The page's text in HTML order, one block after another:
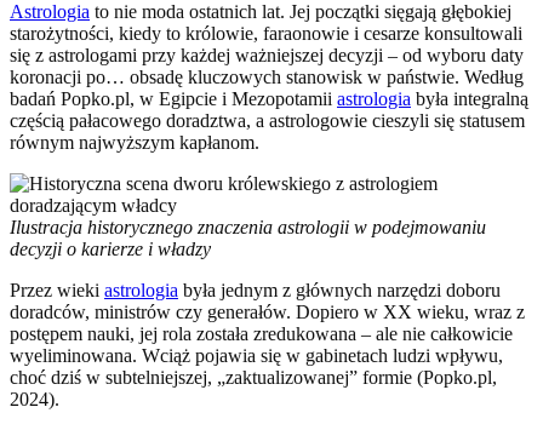
Astrologia to nie moda ostatnich lat. Jej początki sięgają głębokiej
starożytności, kiedy to królowie, faraonowie i cesarze konsultowali
się z astrologami przy każdej ważniejszej decyzji – od wyboru daty
koronacji po… obsadę kluczowych stanowisk w państwie. Według
badań Popko.pl, w Egipcie i Mezopotamii astrologia była integralną
częścią pałacowego doradztwa, a astrologowie cieszyli się statusem
równym najwyższym kapłanom.
Ilustracja historycznego znaczenia astrologii w podejmowaniu
decyzji o karierze i władzy
Przez wieki astrologia była jednym z głównych narzędzi doboru
doradców, ministrów czy generałów. Dopiero w XX wieku, wraz z
postępem nauki, jej rola została zredukowana – ale nie całkowicie
wyeliminowana. Wciąż pojawia się w gabinetach ludzi wpływu,
choć dziś w subtelniejszej, „zaktualizowanej” formie (Popko.pl,
2024).